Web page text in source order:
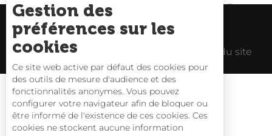
Charte du voyageur Liens utiles
Espace Pro Plan du site
Carte interactive
Gestion des
préférences sur les
cookies
Ce site web active par défaut des cookies pour
des outils de mesure d'audience et des
fonctionnalités anonymes. Vous pouvez
configurer votre navigateur afin de bloquer ou
être informé de l'existence de ces cookies. Ces
cookies ne stockent aucune information